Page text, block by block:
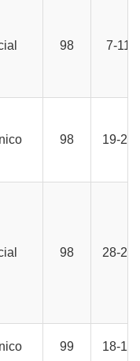
98 7-11
98 19-21
98 28-29
99 18-19